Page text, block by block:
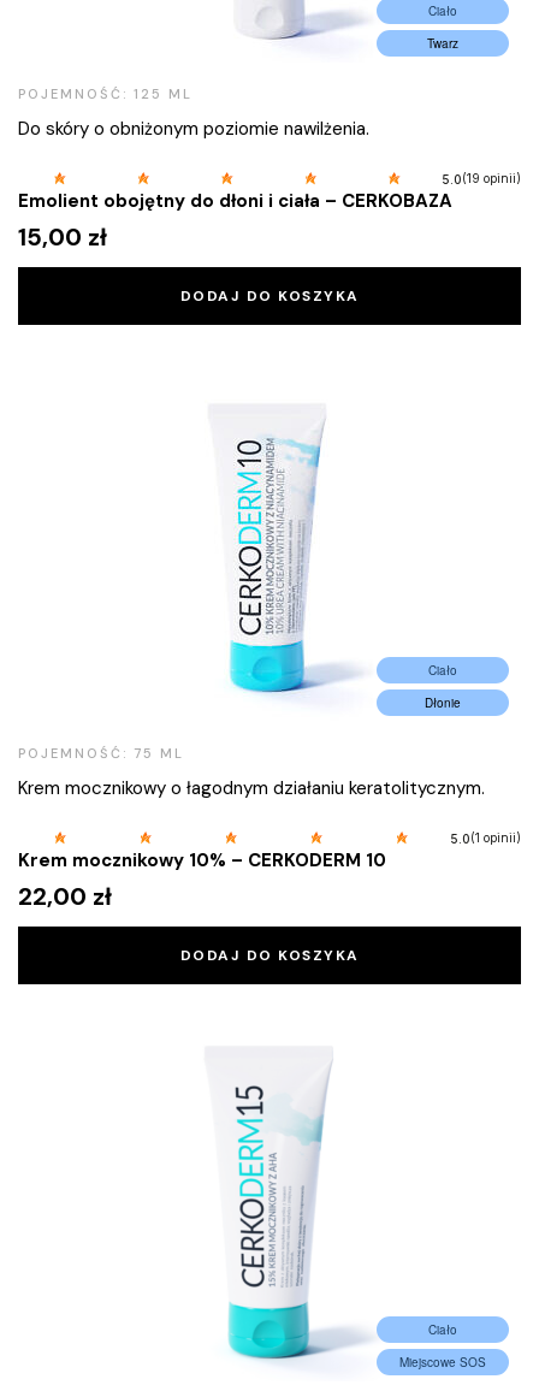
Ciało
Twarz
Emolient obojętny do dłoni i ciała – CERKOBAZA
POJEMNOŚĆ: 125 ML
Do skóry o obniżonym poziomie nawilżenia.
15,00 zł
5.0(19 opinii)
DODAJ DO KOSZYKA
Ciało
Dłonie
Krem mocznikowy 10% – CERKODERM 10
POJEMNOŚĆ: 75 ML
Krem mocznikowy o łagodnym działaniu keratolitycznym.
22,00 zł
5.0(1 opinii)
DODAJ DO KOSZYKA
Ciało
Miejscowe SOS